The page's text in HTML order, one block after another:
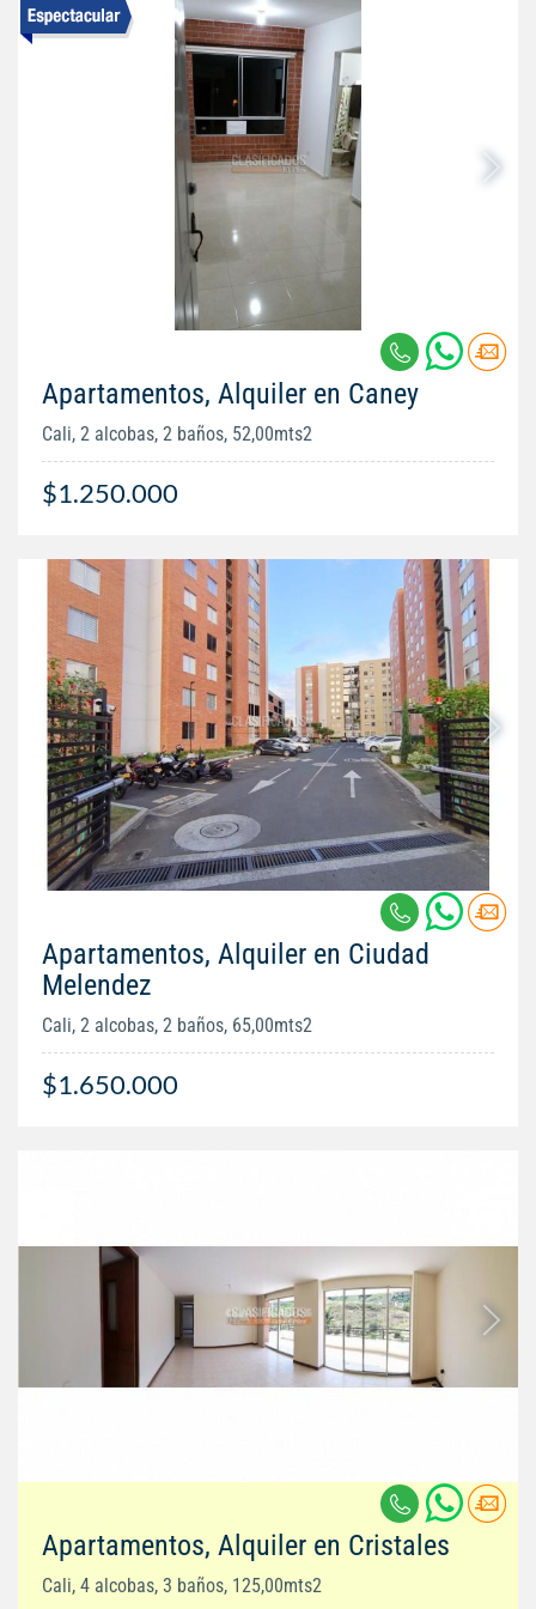
Apartamentos, Alquiler en Caney
Cali, 2 alcobas, 2 baños, 52,00mts2
$1.250.000
Apartamentos, Alquiler en Ciudad
Melendez
Cali, 2 alcobas, 2 baños, 65,00mts2
$1.650.000
Apartamentos, Alquiler en Cristales
Cali, 4 alcobas, 3 baños, 125,00mts2